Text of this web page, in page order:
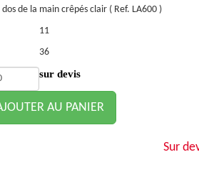
de la main crêpés clair ( Ref. LA600 )
11
36
sur devis
AU PANIER
Sur